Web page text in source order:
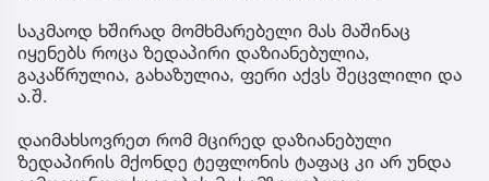
საკმაოდ ხშირად მომხმარებელი მას მაშინაც
იყენებს როცა ზედაპირი დაზიანებულია,
გაკაწრულია, გახაზულია, ფერი აქვს შეცვლილი და
ა.შ.
დაიმახსოვრეთ რომ მცირედ დაზიანებული
ზედაპირის მქონდე ტეფლონის ტაფაც კი არ უნდა